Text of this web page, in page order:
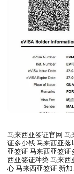
马来西亚签证官网
证多少钱 马来西亚
亚签证 马来西亚签
西亚签证种类 马来
心 马来西亚签证 新